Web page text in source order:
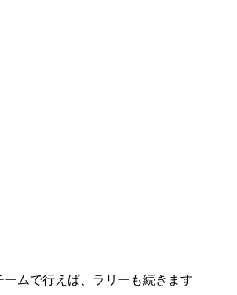
ムで行えば、ラリーも続きます